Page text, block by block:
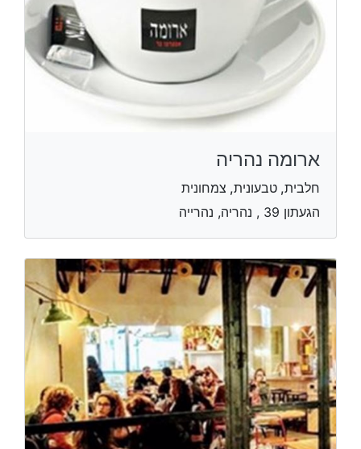
ארומה נהריה
חלבית, טבעונית, צמחונית
הגעתון 39 , נהריה, נהרייה